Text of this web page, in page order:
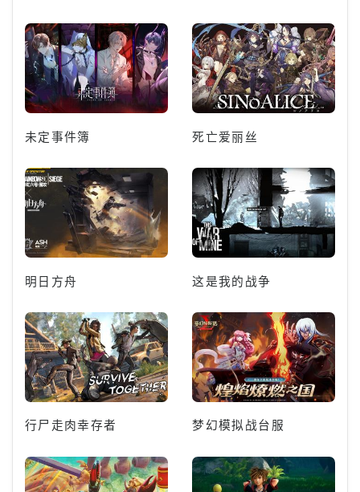
未定事件簿 死亡爱丽丝
明日方舟 这是我的战争
行尸走肉幸存者 梦幻模拟战台服